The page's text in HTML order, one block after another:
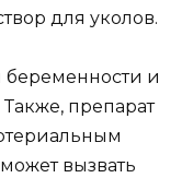
для уколов.
и
препарат
вызвать